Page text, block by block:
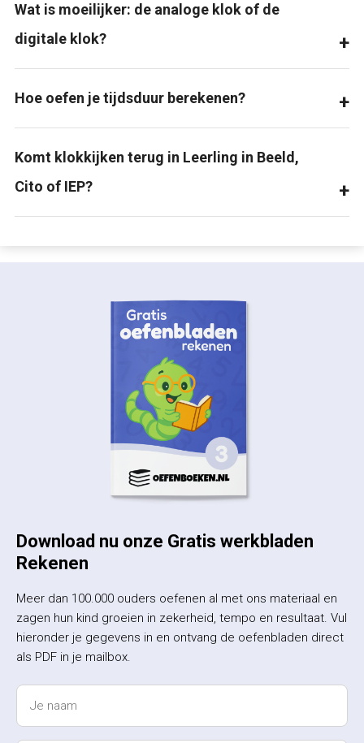
Wat is moeilijker: de analoge klok of de
digitale klok?
Hoe oefen je tijdsduur berekenen?
Komt klokkijken terug in Leerling in Beeld,
Cito of IEP?
Download nu onze Gratis werkbladen
Rekenen
Meer dan 100.000 ouders oefenen al met ons materiaal en
zagen hun kind groeien in zekerheid, tempo en resultaat. Vul
hieronder je gegevens in en ontvang de oefenbladen direct
als PDF in je mailbox.